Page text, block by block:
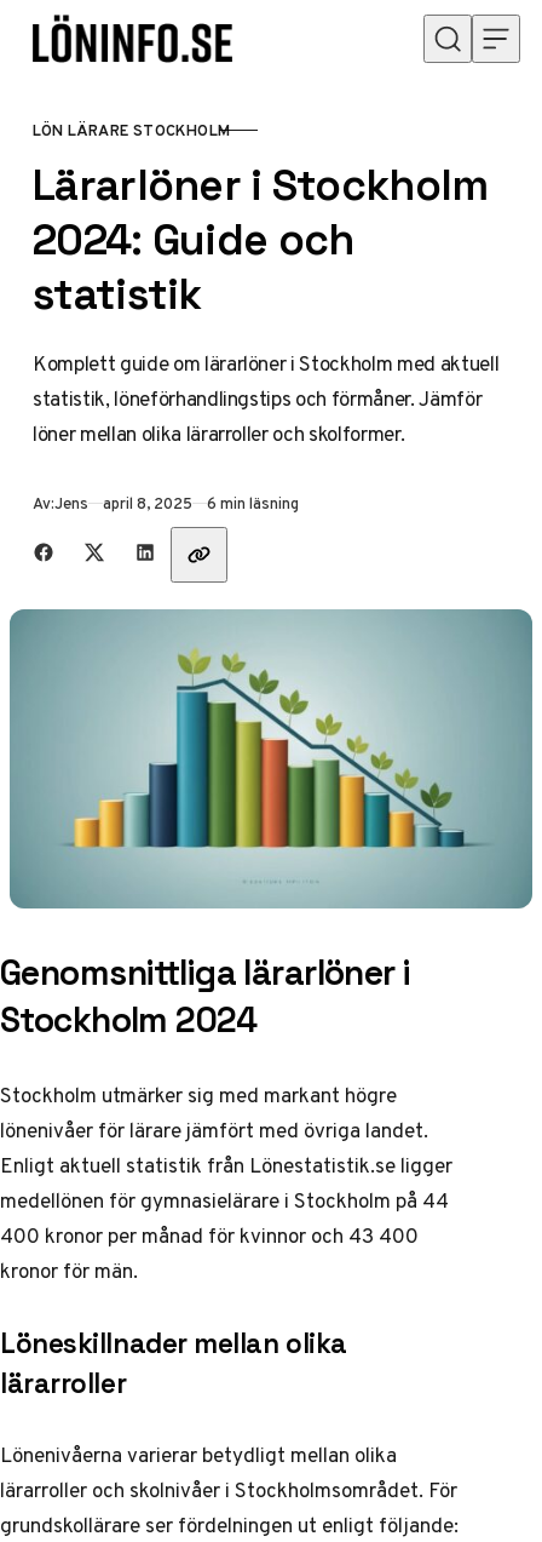
Hoppa till innehåll
KATEGORI
LÖN LÄRARE STOCKHOLM
Lärarlöner i Stockholm
2024: Guide och
statistik
Komplett guide om lärarlöner i Stockholm med aktuell
statistik, löneförhandlingstips och förmåner. Jämför
löner mellan olika lärarroller och skolformer.
Av:Jens Publicerad
april 8, 2025 6 min läsning
Dela med vänner
Genomsnittliga lärarlöner i
Stockholm 2024
Stockholm utmärker sig med markant högre
lönenivåer för lärare jämfört med övriga landet.
Enligt aktuell statistik från Lönestatistik.seligger
medellönen för gymnasielärare i Stockholm på 44
400 kronor per månad för kvinnor och 43 400
kronor för män.
Löneskillnader mellan olika
lärarroller
Lönenivåerna varierar betydligt mellan olika
lärarroller och skolnivåer i Stockholmsområdet. För
grundskollärare ser fördelningen ut enligt följande: